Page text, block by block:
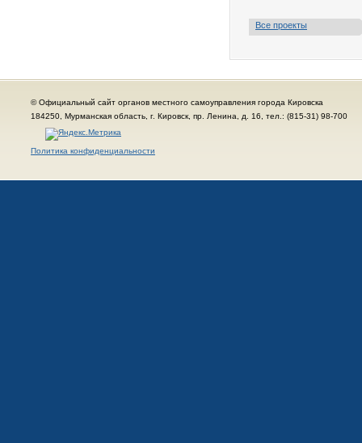
Все проекты
© Официальный сайт органов местного самоуправления города Кировска
184250, Мурманская область, г. Кировск, пр. Ленина, д. 16, тел.: (815-31) 98-700
Политика конфиденциальности